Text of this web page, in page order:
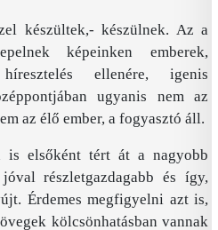
készültek,- készülnek. Az a
képeinken emberek,
ellenére, igenis
ugyanis nem az
az élő ember, a fogyasztó áll.
is elsőként tért át a nagyobb
részletgazdagabb és így,
Érdemes megfigyelni azt is,
kölcsönhatásban vannak